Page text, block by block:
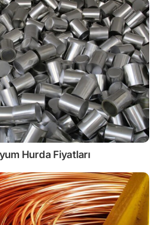
Hurda Fiyatları